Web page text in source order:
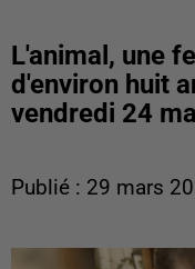
L'animal, une
d'environ huit
vendredi 24
Publié : 29 mars